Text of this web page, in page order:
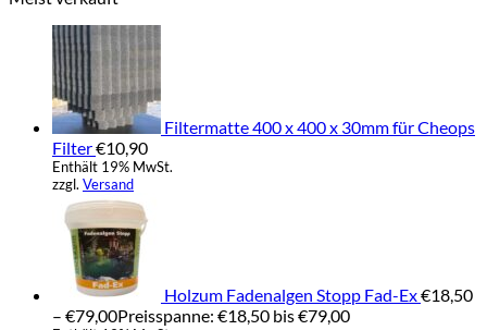
Filtermatte 400 x 400 x 30mm für Cheops
Filter€10,90
Enthält 19% MwSt.
zzgl. Versand
Holzum Fadenalgen Stopp Fad-Ex€18,50
– €79,00Preisspanne: €18,50 bis €79,00